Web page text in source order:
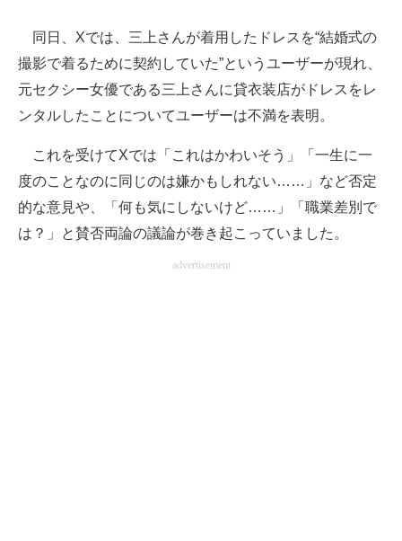
同日、Xでは、三上さんが着用したドレスを“結婚式の
撮影で着るために契約していた”というユーザーが現れ、
元セクシー女優である三上さんに貸衣装店がドレスをレ
ンタルしたことについてユーザーは不満を表明。
これを受けてXでは「これはかわいそう」「一生に一
度のことなのに同じのは嫌かもしれない……」など否定
的な意見や、「何も気にしないけど……」「職業差別で
は？」と賛否両論の議論が巻き起こっていました。
advertisement